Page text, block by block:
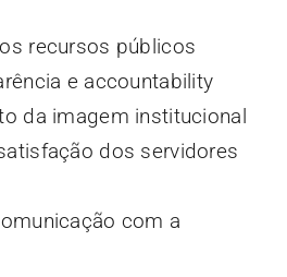
recursos públicos
e accountability
da imagem institucional
dos servidores
com a